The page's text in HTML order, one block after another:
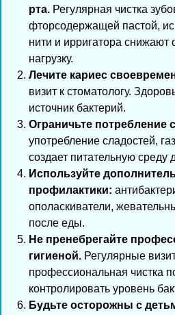
рта. Регулярная чистка
фторсодержащей пастой,
нити и ирригатора
нагрузку.
Лечите кариес
визит к стоматологу.
источник бактерий.
Ограничьте потребление
употребление сладостей,
создает питательную среду
Используйте
профилактики:
ополаскиватели,
после еды.
Не пренебрегайте
гигиеной. Регулярные
профессиональная чистка
контролировать уровень
Будьте осторожны с